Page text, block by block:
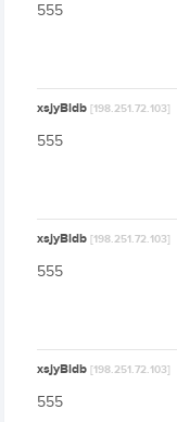
555
xsjyBldb[198.251.72.103]
555
xsjyBldb[198.251.72.103]
555
xsjyBldb[198.251.72.103]
555